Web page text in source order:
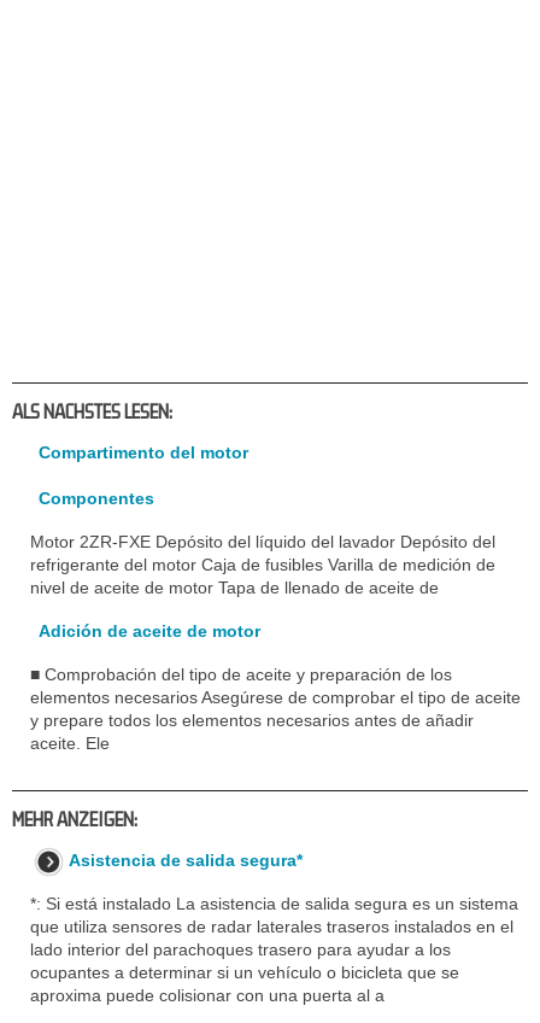
ALS NACHSTES LESEN:
Compartimento del motor
Componentes
Motor 2ZR-FXE Depósito del líquido del lavador Depósito del
refrigerante del motor Caja de fusibles Varilla de medición de
nivel de aceite de motor Tapa de llenado de aceite de
Adición de aceite de motor
■ Comprobación del tipo de aceite y preparación de los
elementos necesarios Asegúrese de comprobar el tipo de aceite
y prepare todos los elementos necesarios antes de añadir
aceite. Ele
MEHR ANZEIGEN:
Asistencia de salida segura*
*: Si está instalado La asistencia de salida segura es un sistema
que utiliza sensores de radar laterales traseros instalados en el
lado interior del parachoques trasero para ayudar a los
ocupantes a determinar si un vehículo o bicicleta que se
aproxima puede colisionar con una puerta al a